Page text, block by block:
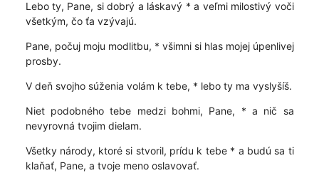
Lebo ty, Pane, si dobrý a láskavý * a veľmi milostivý voči
všetkým, čo ťa vzývajú.
Pane, počuj moju modlitbu, * všimni si hlas mojej úpenlivej
prosby.
V deň svojho súženia volám k tebe, * lebo ty ma vyslyšíš.
Niet podobného tebe medzi bohmi, Pane, * a nič sa
nevyrovná tvojim dielam.
Všetky národy, ktoré si stvoril, prídu k tebe * a budú sa ti
klaňať, Pane, a tvoje meno oslavovať.